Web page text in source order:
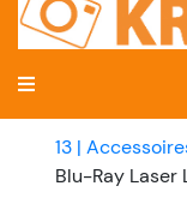
13 |
Blu-Ray Laser